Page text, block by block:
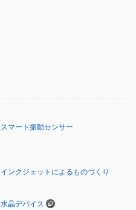
スマート振動センサー
インクジェットによるものづくり
水晶デバイス